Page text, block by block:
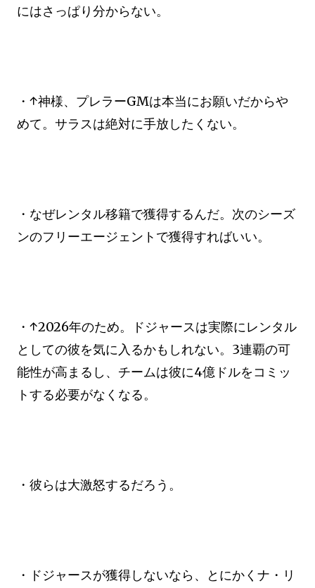
にはさっぱり分からない。
・↑神様、プレラーGMは本当にお願いだからや
めて。サラスは絶対に手放したくない。
・なぜレンタル移籍で獲得するんだ。次のシーズ
ンのフリーエージェントで獲得すればいい。
・↑2026年のため。ドジャースは実際にレンタル
としての彼を気に入るかもしれない。3連覇の可
能性が高まるし、チームは彼に4億ドルをコミッ
トする必要がなくなる。
・彼らは大激怒するだろう。
・ドジャースが獲得しないなら、とにかくナ・リ